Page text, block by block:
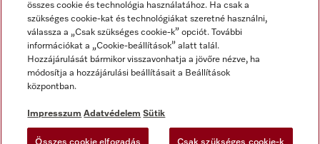
Impresszum
ÁSZF
Adatvédelem
Felhasználási feltételek
Akadálymentességi Nyilatkozat
Digitális Szolgáltatásokról szóló törvény
összes cookie és technológia használatához. Ha csak a
szükséges cookie-kat és technológiákat szeretné használni,
válassza a „Csak szükséges cookie-k” opciót. További
információkat a „Cookie-beállítások” alatt talál.
Hozzájárulását bármikor visszavonhatja a jövőre nézve, ha
módosítja a hozzájárulási beállításait a Beállítások
központban.
Impresszum Adatvédelem Sütik